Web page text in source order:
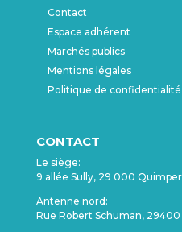
Contact
Espace adhérent
Marchés publics
Mentions légales
Politique de confidentialité
CONTACT
Le siège:
9 allée Sully, 29 000 Quimper
Antenne nord:
Rue Robert Schuman, 29400